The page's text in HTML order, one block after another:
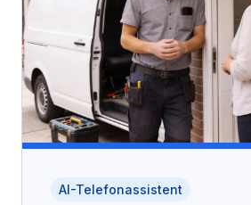
AI-Telefonassistent